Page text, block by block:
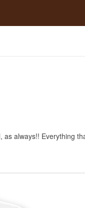
as always!! Everything